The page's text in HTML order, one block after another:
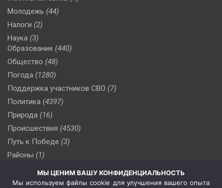
Молодежь (44)
Налоги (2)
Наука (3)
Образование (440)
Общество (48)
Погода (1280)
Поддержка участников СВО (7)
Политика (4397)
Природа (16)
Происшествия (4530)
Путь к Победе (3)
Районы (1)
(510)
Сельское хозяйство (3)
МЫ ЦЕНИМ ВАШУ КОНФИДЕНЦИАЛЬНОСТЬ
Мы используем файлы cookie для улучшения вашего опыта